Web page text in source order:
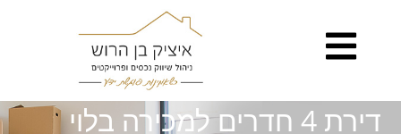
דירת 4 חדרים למכירה בלוי